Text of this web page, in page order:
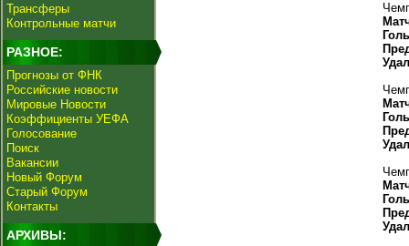
Трансферы
Контрольные матчи
РАЗНОЕ:
Прогнозы от ФНК
Российские новости
Мировые Новости
Коэффициенты УЕФА
Голосование
Поиск
Вакансии
Новый Форум
Старый Форум
Контакты
АРХИВЫ: